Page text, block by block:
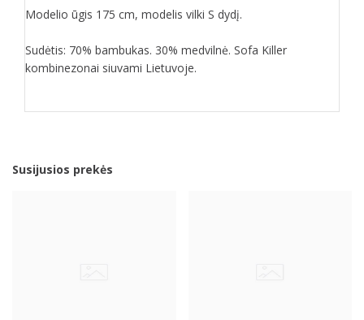
Modelio ūgis 175 cm, modelis vilki S dydį.
Sudėtis: 70% bambukas. 30% medvilnė. Sofa Killer
kombinezonai siuvami Lietuvoje.
Susijusios prekės